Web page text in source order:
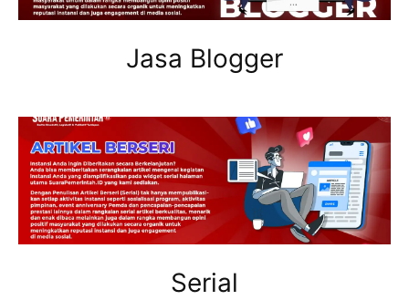
Jasa Blogger
Serial